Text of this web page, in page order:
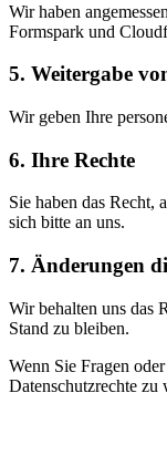
Wir haben
Formspark und
5. Weitergabe
Wir geben Ihre
6. Ihre Rechte
Sie haben das Recht,
sich bitte an uns.
7. Änderungen
Wir behalten uns das
Stand zu bleiben.
Wenn Sie Fragen
Datenschutzrechte zu